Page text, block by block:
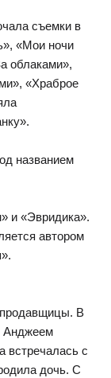
съемки в
«Мои ночи
облаками»,
«Храброе
названием
и «Эвридика».
автором
В
Анджеем
встречалась с
дочь. С